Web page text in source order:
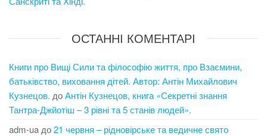
ОСТАННІ КОМЕНТАРІ
Книги про Вищі Сили та філософію життя, про Взаємини,
батьківство, виховання дітей. Автор: Антін Михайлович
Кузнецов. доАнтін Кузнецов, книга «Секретні знання
Тантра-Джйотіш – 3 рівні та 5 станів людей».
adm-ua до21 червня – рідновірське та ведичне свято